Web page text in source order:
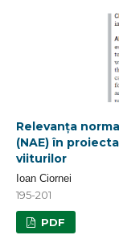
Relevanța
(NAE) în
viiturilor
Ioan Ciornei
195-201
PDF